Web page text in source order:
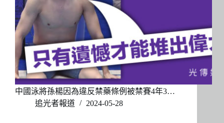
中國泳將孫楊因為違反禁藥條例被禁賽4年3…
追光者報道
2024-05-28